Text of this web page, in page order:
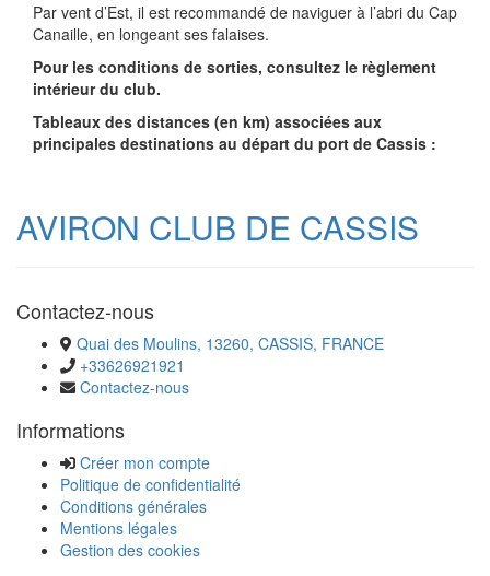
Par vent d’Est, il est recommandé de naviguer à l’abri du Cap
Canaille, en longeant ses falaises.
Pour les conditions de sorties, consultez le règlement
intérieur du club.
Tableaux des distances (en km) associées aux
principales destinations au départ du port de Cassis :
AVIRON CLUB DE CASSIS
Contactez-nous
Quai des Moulins, 13260, CASSIS, FRANCE
+33626921921
Contactez-nous
Informations
Créer mon compte
Politique de confidentialité
Conditions générales
Mentions légales
Gestion des cookies